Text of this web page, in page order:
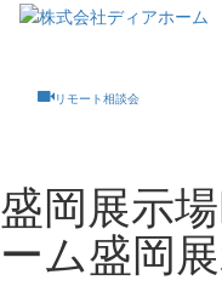
リモート相談会
盛岡展示
ーム盛岡